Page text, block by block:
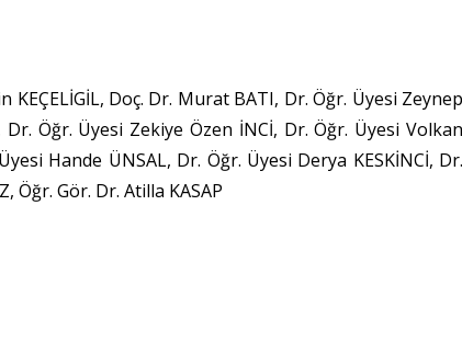
KEÇELİGİL, Doç. Dr. Murat BATI, Dr. Öğr. Üyesi Zeynep
Dr. Öğr. Üyesi Zekiye Özen İNCİ, Dr. Öğr. Üyesi Volkan
Hande ÜNSAL, Dr. Öğr. Üyesi Derya KESKİNCİ, Dr.
Öğr. Gör. Dr. Atilla KASAP